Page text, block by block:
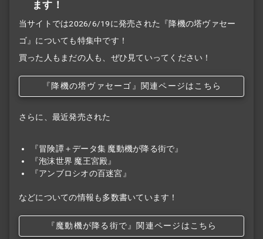
ます！
当サイトでは2026/6/19に発売された『降機の塔ヴァセー
ゴ』についても特集中です！
買った人もまだの人も、ぜひ見ていってください！
『降機の塔ヴァセーゴ』関連ページはこちら
さらに、最近発売された
『冒険譚＋データ集 魔動機が降る街で』
『泡沫世界 魔王宮殿』
『アンブロシオの百迷宮』
などについての情報も多数書いています！
『魔動機が降る街で』関連ページはこちら